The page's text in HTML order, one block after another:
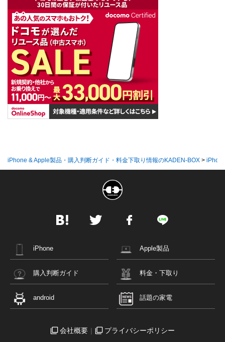
iPhone & Apple製品・購入判断ガイド・料金下取り情報のKADEN-BOX >
iPhone Apple製品
購入判断ガイド 料金・下取り
android 話題の家電
会社概要 プライバシーポリシー